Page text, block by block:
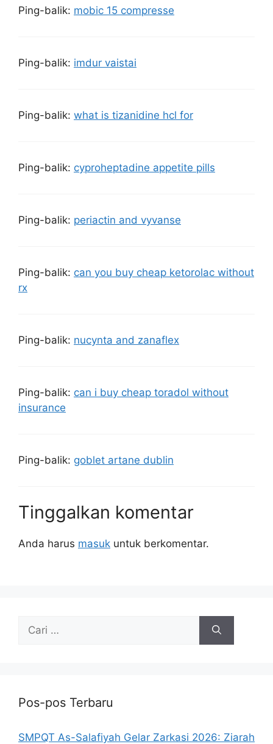
Ping-balik: mobic 15 compresse
Ping-balik: imdur vaistai
Ping-balik: what is tizanidine hcl for
Ping-balik: cyproheptadine appetite pills
Ping-balik: periactin and vyvanse
Ping-balik: can you buy cheap ketorolac without
rx
Ping-balik: nucynta and zanaflex
Ping-balik: can i buy cheap toradol without
insurance
Ping-balik: goblet artane dublin
Tinggalkan komentar
Anda harus masuk untuk berkomentar.
Pos-pos Terbaru
SMPQT As-Salafiyah Gelar Zarkasi 2026: Ziarah